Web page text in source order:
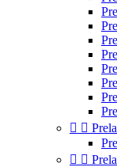
 
 